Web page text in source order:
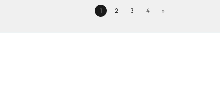
Page
1 Page
2 Page
3 Page
4 »Next